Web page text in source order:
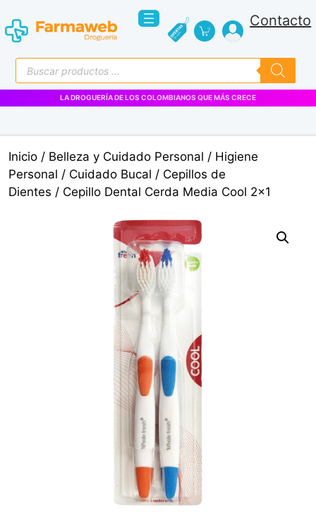
al
contenido
Contacto
Búsqueda
de
productos
LA DROGUERÍA DE LOS COLOMBIANOS QUE MÁS CRECE
Inicio / Belleza y Cuidado Personal / Higiene
Personal / Cuidado Bucal / Cepillos de
Dientes / Cepillo Dental Cerda Media Cool 2×1